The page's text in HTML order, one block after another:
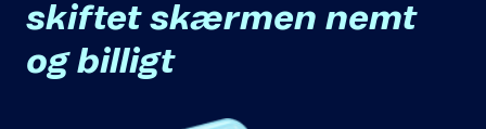
skiftet skærmen nemt
og billigt​